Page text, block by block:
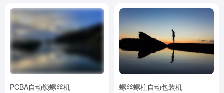
PCBA自动锁螺丝机 螺丝螺柱自动包装机